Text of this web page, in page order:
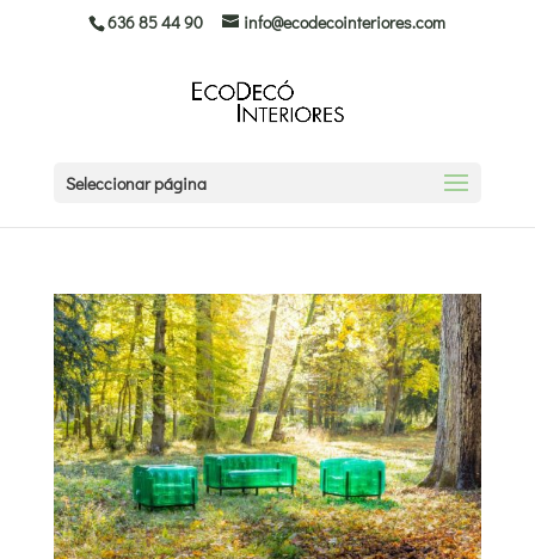
636 85 44 90 info@ecodecointeriores.com
Seleccionar página